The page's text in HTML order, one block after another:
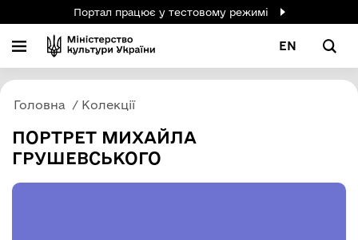
Портал працює у тестовому режимі
EN
Головна Колекції
ПОРТРЕТ МИХАЙЛА
ГРУШЕВСЬКОГО